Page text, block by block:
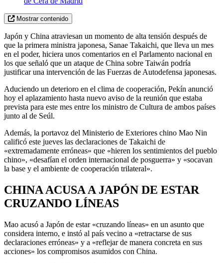
Mostrar contenido
Japón y China atraviesan un momento de alta tensión después de
que la primera ministra japonesa, Sanae Takaichi, que lleva un mes
en el poder, hiciera unos comentarios en el Parlamento nacional en
los que señaló que un ataque de China sobre Taiwán podría
justificar una intervención de las Fuerzas de Autodefensa japonesas.
Aduciendo un deterioro en el clima de cooperación, Pekín anunció
hoy el aplazamiento hasta nuevo aviso de la reunión que estaba
prevista para este mes entre los ministro de Cultura de ambos países
junto al de Seúl.
Además, la portavoz del Ministerio de Exteriores chino Mao Nin
calificó este jueves las declaraciones de Takaichi de
«extremadamente erróneas» que «hieren los sentimientos del pueblo
chino», «desafían el orden internacional de posguerra» y «socavan
la base y el ambiente de cooperación trilateral».
CHINA ACUSA A JAPÓN DE ESTAR
CRUZANDO LÍNEAS
Mao acusó a Japón de estar «cruzando líneas» en un asunto que
considera interno, e instó al país vecino a «retractarse de sus
declaraciones erróneas» y a «reflejar de manera concreta en sus
acciones» los compromisos asumidos con China.